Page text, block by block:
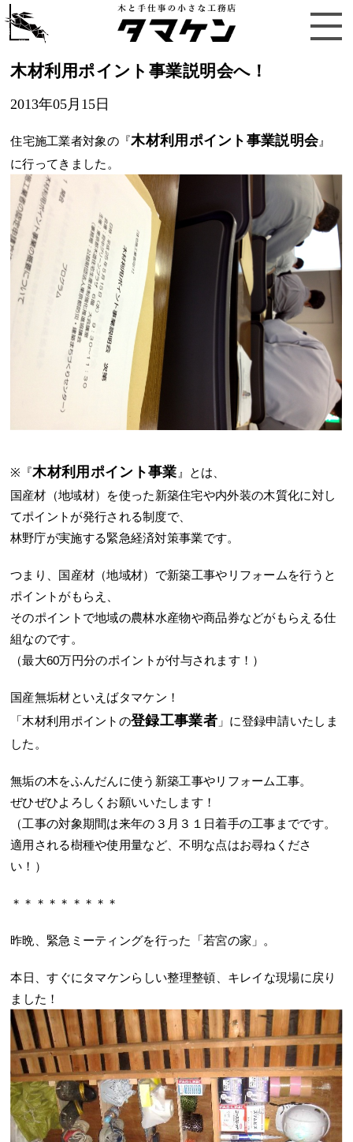
木材利用ポイント事業説明会へ！
2013年05月15日
住宅施工業者対象の『木材利用ポイント事業説明会 』
に行ってきました。
※『木材利用ポイント事業 』とは、
国産材（地域材）を使った新築住宅や内外装の木質化に対し
てポイントが発行される制度で、
林野庁が実施する緊急経済対策事業です。
つまり、国産材（地域材）で新築工事やリフォームを行うと
ポイントがもらえ、
そのポイントで地域の農林水産物や商品券などがもらえる仕
組なのです。
（最大60万円分のポイントが付与されます！）
国産無垢材といえばタマケン！
「木材利用ポイントの登録工事業者 」に登録申請いたしま
した。
無垢の木をふんだんに使う新築工事やリフォーム工事。
ぜひぜひよろしくお願いいたします！
（工事の対象期間は来年の３月３１日着手の工事までです。
適用される樹種や使用量など、不明な点はお尋ねくださ
い！）
＊＊＊＊＊＊＊＊＊
昨晩、緊急ミーティングを行った「若宮の家」。
本日、すぐにタマケンらしい整理整頓、キレイな現場に戻り
ました！